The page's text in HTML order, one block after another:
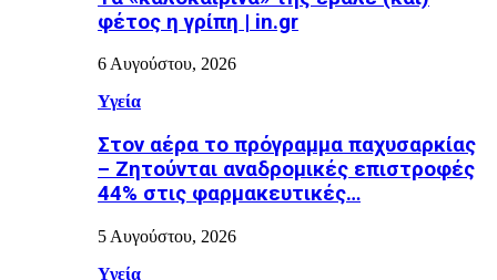
φέτος η γρίπη | in.gr
6 Αυγούστου, 2026
Υγεία
Στον αέρα το πρόγραμμα παχυσαρκίας
– Ζητούνται αναδρομικές επιστροφές
44% στις φαρμακευτικές…
5 Αυγούστου, 2026
Υγεία